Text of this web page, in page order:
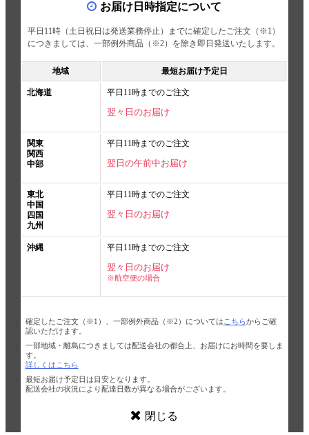
お届け日時指定について
平日11時（土日祝日は発送業務停止）までに確定したご注文（※1）
につきましては、一部例外商品（※2）を除き即日発送いたします。
地域 最短お届け予定日
北海道 平日11時までのご注文
翌々日のお届け
関東
関西
中部
平日11時までのご注文
翌日の午前中お届け
東北
中国
四国
九州
平日11時までのご注文
翌々日のお届け
沖縄 平日11時までのご注文
翌々日のお届け
※航空便の場合
確定したご注文（※1）、一部例外商品（※2）については こちらからご確
認いただけます。
一部地域・離島につきましては配送会社の都合上、お届けにお時間を要しま
す。
詳しくはこちら
最短お届け予定日は目安となります。
配送会社の状況により配達日数が異なる場合がございます。
閉じる